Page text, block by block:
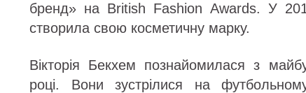
бренд» на British Fashion Awards. У
створила свою косметичну марку.
Вікторія Бекхем познайомилася з
році. Вони зустрілися на